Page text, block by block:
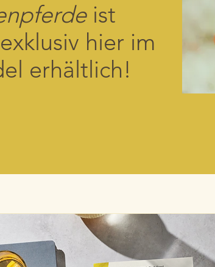
ist
hier im
erhältlich!